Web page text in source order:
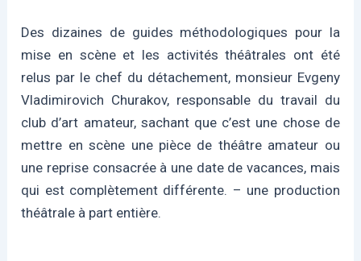
Des dizaines de guides méthodologiques pour la
mise en scène et les activités théâtrales ont été
relus par le chef du détachement, monsieur Evgeny
Vladimirovich Churakov, responsable du travail du
club d’art amateur, sachant que c’est une chose de
mettre en scène une pièce de théâtre amateur ou
une reprise consacrée à une date de vacances, mais
qui est complètement différente. – une production
théâtrale à part entière.